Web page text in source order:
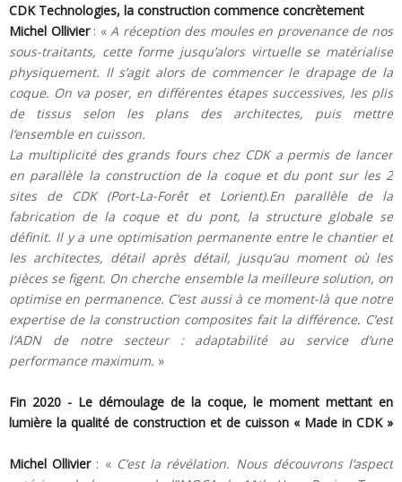
CDK Technologies, la construction commence concrètement
Michel Ollivier: «A réception des moules en provenance de nos
sous-traitants, cette forme jusqu’alors virtuelle se matérialise
physiquement. Il s’agit alors de commencer le drapage de la
coque. On va poser, en différentes étapes successives, les plis
de tissus selon les plans des architectes, puis mettre
l’ensemble en cuisson.
La multiplicité des grands fours chez CDK a permis de lancer
en parallèle la construction de la coque et du pont sur les 2
sites de CDK (Port-La-Forêt et Lorient).En parallèle de la
fabrication de la coque et du pont, la structure globale se
définit. Il y a une optimisation permanente entre le chantier et
les architectes, détail après détail, jusqu’au moment où les
pièces se figent. On cherche ensemble la meilleure solution, on
optimise en permanence. C’est aussi à ce moment-là que notre
expertise de la construction composites fait la différence. C’est
l’ADN de notre secteur : adaptabilité au service d’une
performance maximum. »
Fin 2020 - Le démoulage de la coque, le moment mettant en
lumière la qualité de construction et de cuisson « Made in CDK »
Michel Ollivier: « C’est la révélation. Nous découvrons l’aspect